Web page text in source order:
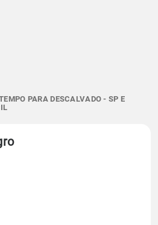
PARA DESCALVADO - SP E